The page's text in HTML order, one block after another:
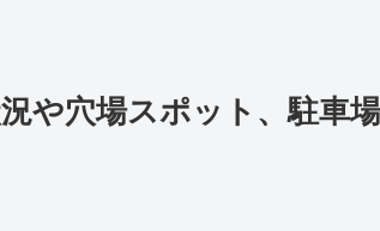
や穴場スポット、駐車